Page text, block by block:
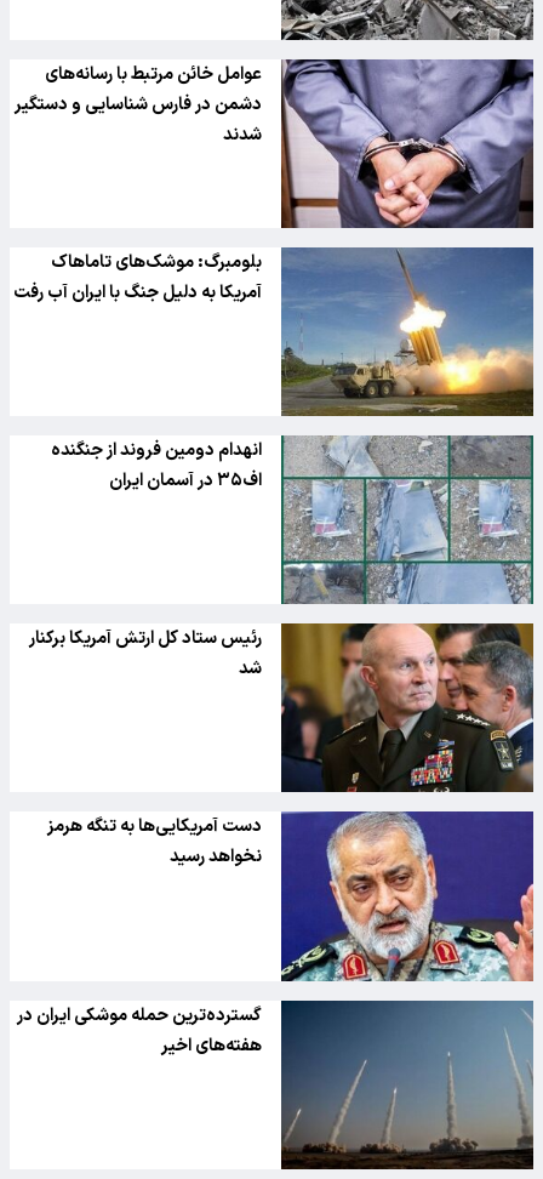
عوامل خائن مرتبط با رسانه‌های
دشمن در فارس شناسایی و دستگیر
شدند
بلومبرگ: موشک‌های تاماهاک
آمریکا به دلیل جنگ با ایران آب رفت
انهدام دومین فروند از جنگنده
اف۳۵ در آسمان ایران
رئیس ستاد کل ارتش آمریکا برکنار
شد
دست آمریکایی‌ها به تنگه هرمز
نخواهد رسید
گسترده‌ترین حمله موشکی ایران در
هفته‌های اخیر